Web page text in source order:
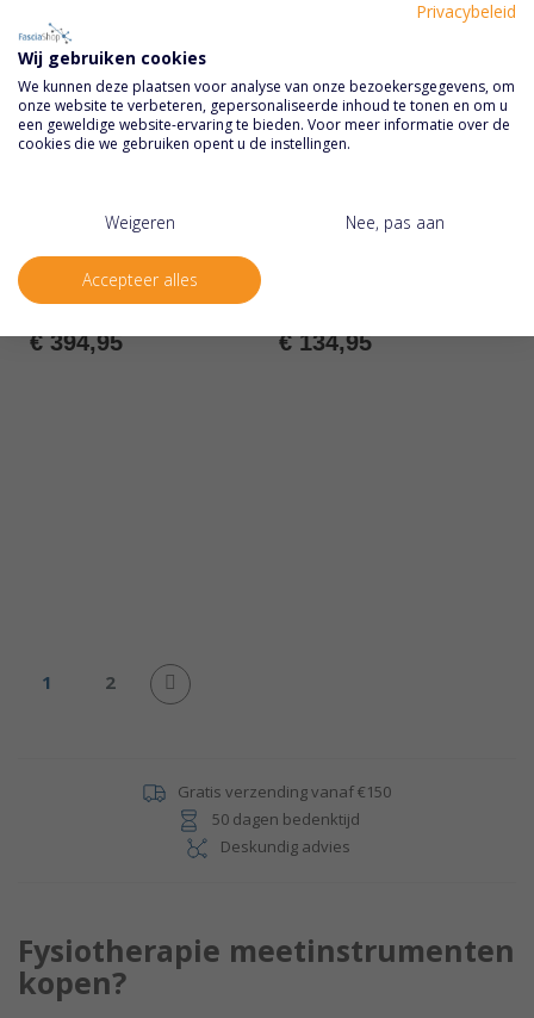
Rating:
€ 394,95 € 134,95
PaginaU lees momenteel pagina
1 Pagina
2 Pagina
Volgende
Gratis verzending vanaf €150
50 dagen bedenktijd
Deskundig advies
Fysiotherapie meetinstrumenten
kopen?
Privacybeleid
Wij gebruiken cookies
We kunnen deze plaatsen voor analyse van onze bezoekersgegevens, om
onze website te verbeteren, gepersonaliseerde inhoud te tonen en om u
een geweldige website-ervaring te bieden. Voor meer informatie over de
cookies die we gebruiken opent u de instellingen.
Weigeren Nee, pas aan
Accepteer alles